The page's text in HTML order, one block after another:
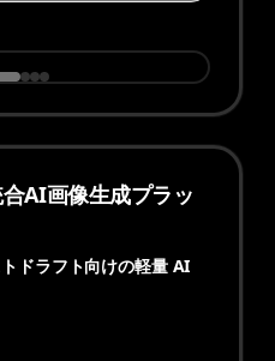
AI画像生成プラッ
ドラフト向けの軽量 AI